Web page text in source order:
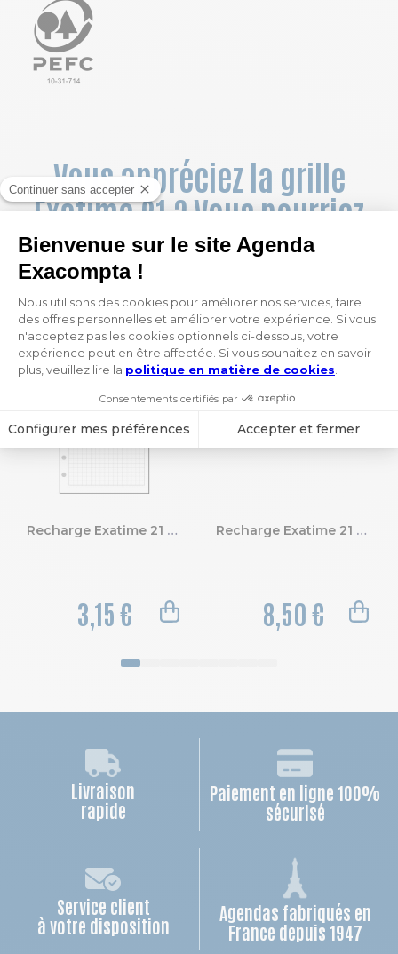
Vous appréciez la grille
Exatime 21 ? Vous pourriez
aussi aimer :
Recharge Exatime 21 - Quadrillé 5X5
3,15 €
Recharge Exatime 21 - Pochettes cartes de visite
8,50 €
Livraison
rapide
Paiement en ligne 100%
sécurisé
Service client
à votre disposition
Agendas fabriqués en
France depuis 1947